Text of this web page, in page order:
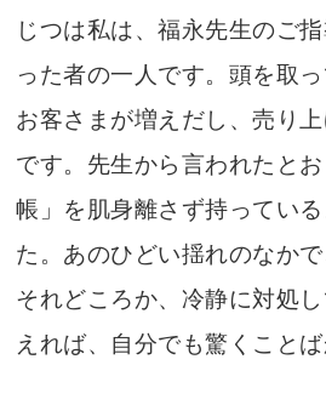
じつは私は、福永先生のご
った者の一人です。頭を取
お客さまが増えだし、売り
です。先生から言われたと
帳」を肌身離さず持ってい
た。あのひどい揺れのなかで
それどころか、冷静に対処
えれば、自分でも驚くことば